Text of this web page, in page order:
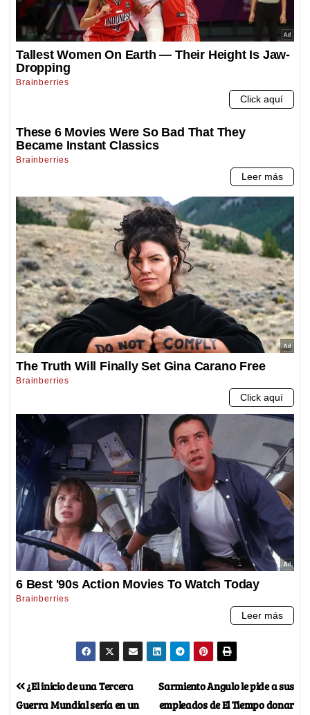
Sarmiento Angulo le pide a sus
empleados de El Tiempo donar
¿El inicio de una Tercera
Guerra Mundial sería en un